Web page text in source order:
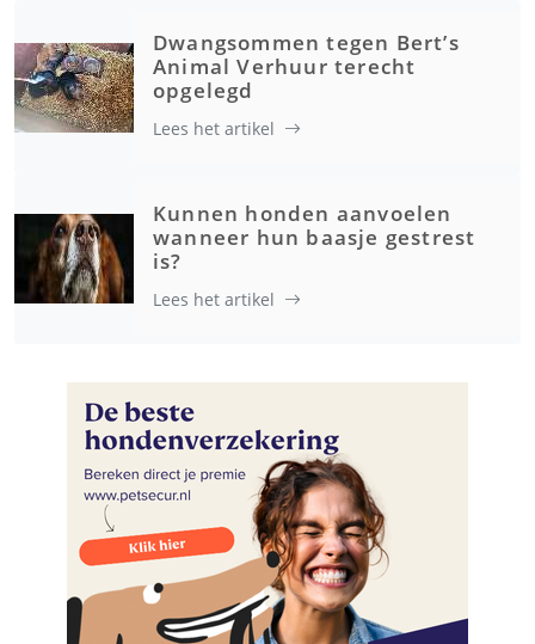
Dwangsommen tegen Bert’s
Animal Verhuur terecht
opgelegd
Lees het artikel
Kunnen honden aanvoelen
wanneer hun baasje gestrest
is?
Lees het artikel